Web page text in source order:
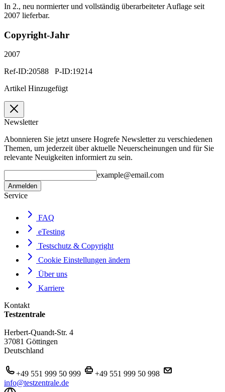
In 2., neu normierter und vollständig überarbeiteter Auflage seit
2007 lieferbar.
Copyright-Jahr
2007
Ref-ID:20588 P-ID:19214
Artikel Hinzugefügt
Newsletter
Abonnieren Sie jetzt unsere Hogrefe Newsletter zu verschiedenen
Themen, um jederzeit über aktuelle Neuerscheinungen und für Sie
relevante Neuigkeiten informiert zu sein.
example@email.com
Anmelden
Service
FAQ
eTesting
Testschutz & Copyright
Cookie Einstellungen ändern
Über uns
Karriere
Kontakt
Testzentrale
Herbert-Quandt-Str. 4
37081 Göttingen
Deutschland
+49 551 999 50 999
+49 551 999 50 998
info@testzentrale.de